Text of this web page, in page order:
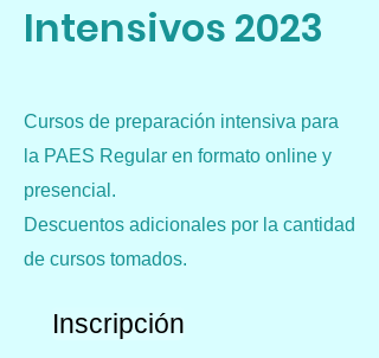
Intensivos 2023
Cursos de preparación intensiva para
la PAES Regular en formato online y
presencial.
Descuentos adicionales por la cantidad
de cursos tomados.
Inscripción